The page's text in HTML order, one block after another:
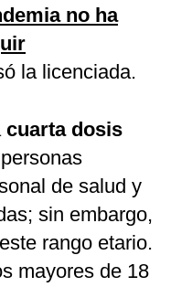
no ha
la licenciada.
cuarta dosis
de salud y
sin embargo,
rango etario.
mayores de 18